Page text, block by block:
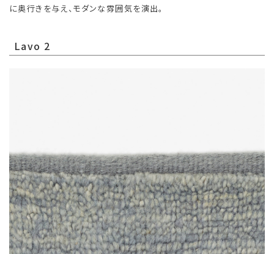
に奥行きを与え、モダンな雰囲気を演出。
Lavo 2